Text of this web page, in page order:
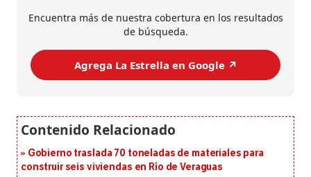
Encuentra más de nuestra cobertura en los resultados
de búsqueda.
Agrega La Estrella en Google ↗️
Gobierno traslada 70 toneladas de materiales para
construir seis viviendas en Río de Veraguas